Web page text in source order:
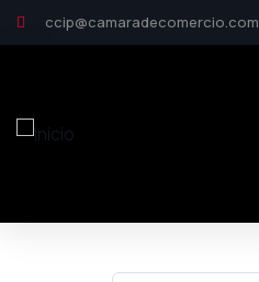
ccip@camaradecomercio.com